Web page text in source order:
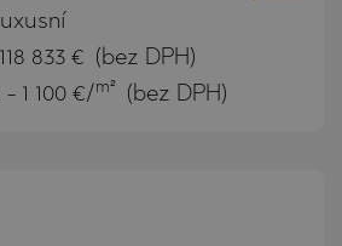
118 833 € (bez DPH)
- 1 100 €/ m² (bez DPH)